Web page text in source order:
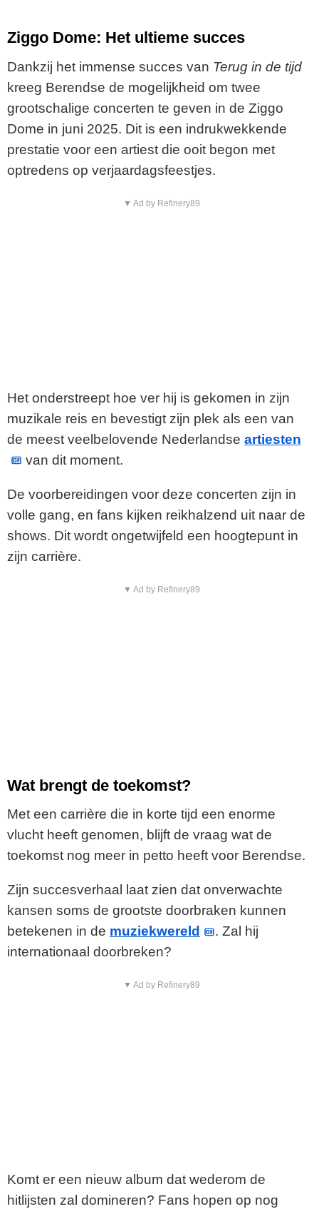
Ziggo Dome: Het ultieme succes
Dankzij het immense succes van Terug in de tijd
kreeg Berendse de mogelijkheid om twee
grootschalige concerten te geven in de Ziggo
Dome in juni 2025. Dit is een indrukwekkende
prestatie voor een artiest die ooit begon met
optredens op verjaardagsfeestjes.
▼ Ad by Refinery89
Het onderstreept hoe ver hij is gekomen in zijn
muzikale reis en bevestigt zijn plek als een van
de meest veelbelovende Nederlandse artiesten
van dit moment.
De voorbereidingen voor deze concerten zijn in
volle gang, en fans kijken reikhalzend uit naar de
shows. Dit wordt ongetwijfeld een hoogtepunt in
zijn carrière.
▼ Ad by Refinery89
Wat brengt de toekomst?
Met een carrière die in korte tijd een enorme
vlucht heeft genomen, blijft de vraag wat de
toekomst nog meer in petto heeft voor Berendse.
Zijn succesverhaal laat zien dat onverwachte
kansen soms de grootste doorbraken kunnen
betekenen in de muziekwereld
. Zal hij
internationaal doorbreken?
▼ Ad by Refinery89
Komt er een nieuw album dat wederom de
hitlijsten zal domineren? Fans hopen op nog